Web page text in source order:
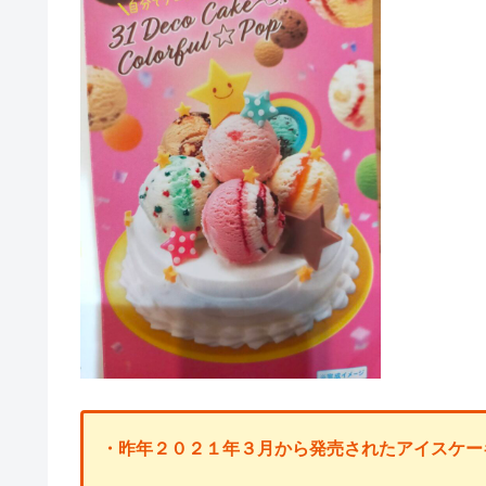
・昨年２０２１年３月から発売されたアイスケ